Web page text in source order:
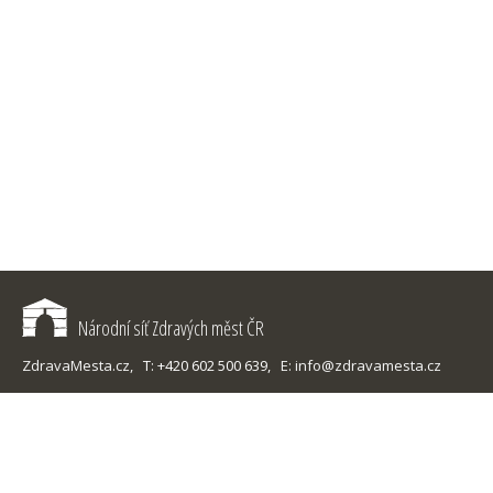
Národní síť Zdravých měst ČR
ZdravaMesta.cz, T: +420 602 500 639, E: info@zdravamesta.cz